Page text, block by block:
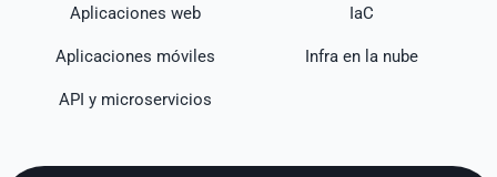
Aplicaciones web
Aplicaciones móviles
API y microservicios
IaC
Infra en la nube